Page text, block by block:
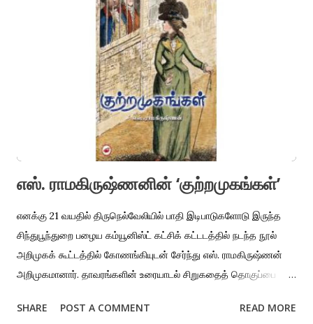
சென்றடைந்தீர்கள்? நான் உருவத்திலிருந்து அருவத்திற்கு சென்றேன்.
நீங்கள் அருவத்திலிருந்து வாழ்க்கையின் ஒரு கணச் சித்திரத்திற்கு
சென்று அங்கிருந்து வாழ்க்கை முழுவதையும் கண்டிருக்கிறீர்கள்?
பெசண்ட் நகர் உடைந்த பாலம் கழிமுகப் பகுதியில் கடலுக்குள்
செல்லாமல் கரையில் மிஞ்சும் கைவிடப்பட்ட பொருள்களில் ஒன்றுதான்
நாம் அன்று கண்ட நீல குண்டு பல்பு. கடல் மணலில் பாதி புதைந்து
முட்டை போல ஒளிர்ந்தபடி இருந்த படம் எனக்கு என்றைக்கும் மறக்க...
எஸ். ராமகிருஷ்ணனின் ‘குற்றமுகங்கள்’
எனக்கு 21 வயதில் திருநெல்வேலியில் பாதி இடிபாடுகளோடு இருந்த
சிந்துபூந்துறை பழைய கம்யூனிஸ்ட் கட்சிக் கட்டடத்தில் நடந்த நூல்
அறிமுகக் கூட்டத்தில் கோணங்கியுடன் சேர்ந்து எஸ். ராமகிருஷ்ணன்
அறிமுகமானார். தாவரங்களின் உரையாடல் சிறுகதைத் தொகுப்பை
நிகழ்ச்சிக்குப் பிறகும் நடைபெற்றது. அந்த நிகழ்ச்சி பெரிய தாக்கத்தை
SHARE POST A COMMENT READ MORE